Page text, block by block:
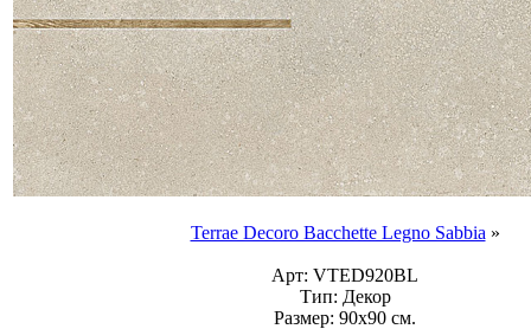
Terrae Decoro Bacchette Legno Sabbia »
Арт: VTED920BL
Тип: Декор
Размер: 90x90 см.